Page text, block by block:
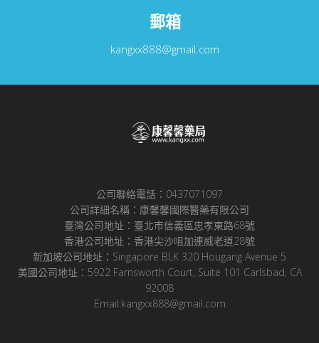
郵箱
kangxx888@gmail.com
公司聯絡電話：0437071097
公司詳細名稱：康馨馨國際醫藥有限公司
臺灣公司地址：臺北市信義區忠孝東路68號
香港公司地址：香港尖沙咀加連威老道28號
新加坡公司地址：Singapore BLK 320 Hougang Avenue 5
美國公司地址：5922 Farnsworth Court, Suite 101 Carlsbad, CA
92008
Email:kangxx888@gmail.com